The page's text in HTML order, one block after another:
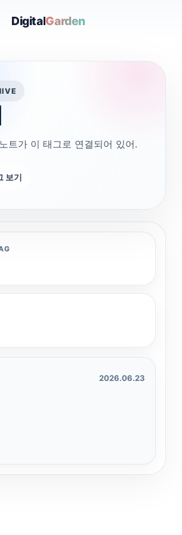
DigitalGarden
트가 이 태그로 연결되어 있어.
보기
2026.06.23